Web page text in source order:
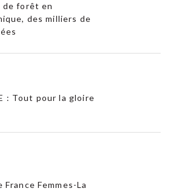
de forêt en
des milliers de
: Tout pour la gloire
Femmes-La